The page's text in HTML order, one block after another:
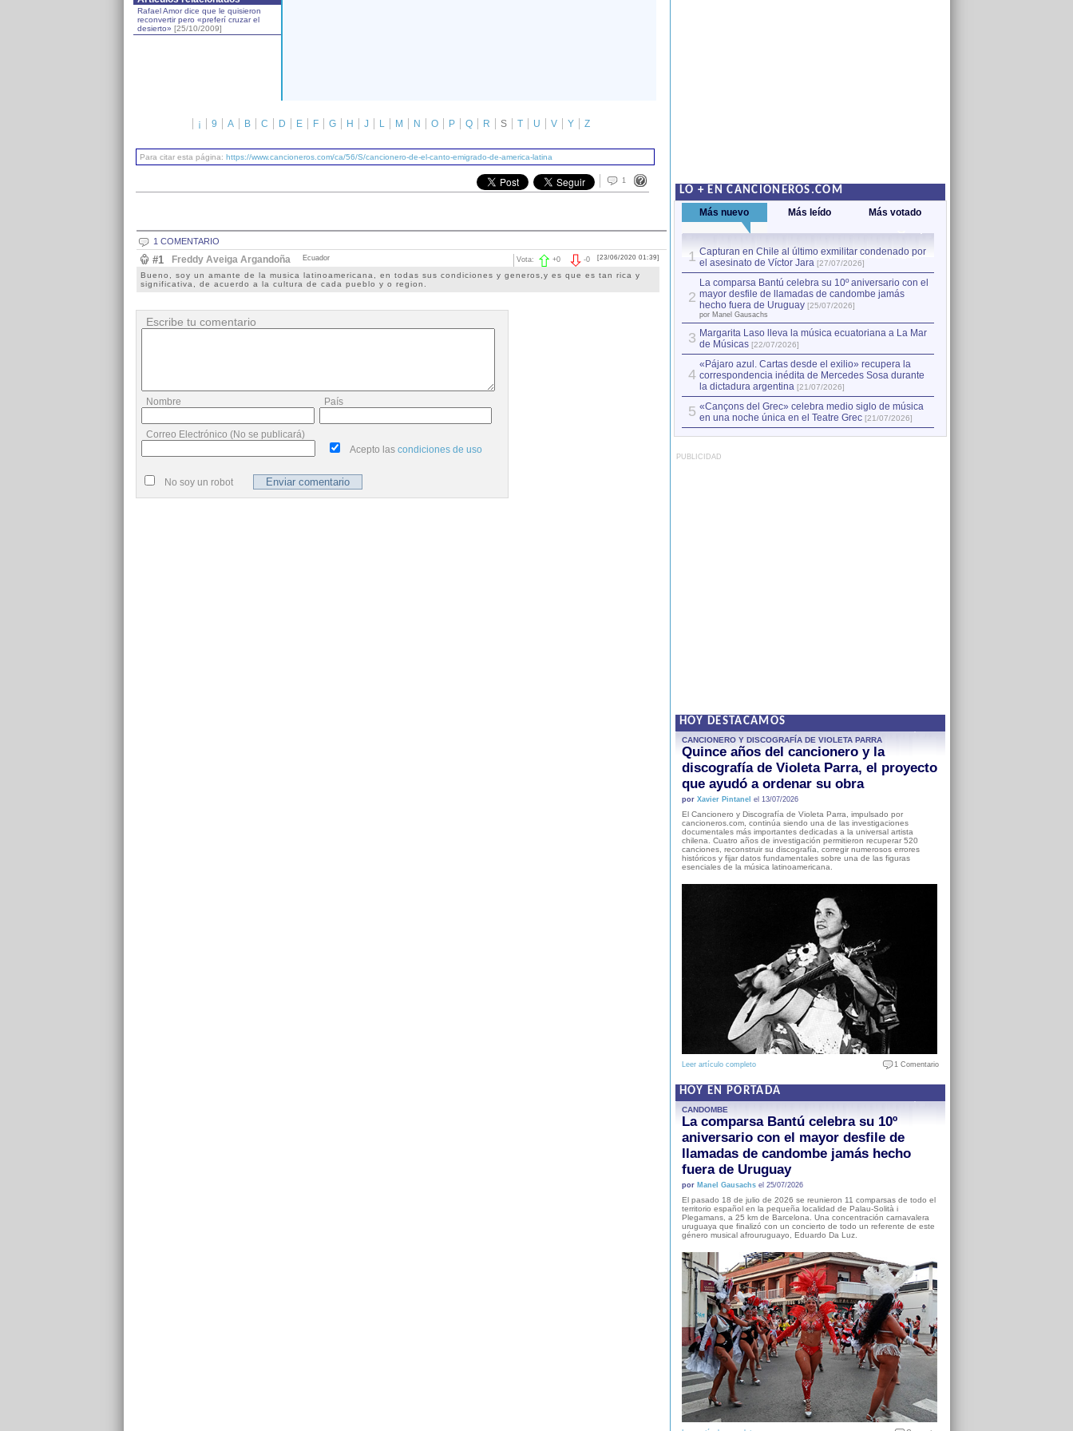
Rafael Amor dice que le quisieron
reconvertir pero «preferí cruzar el
desierto» [25/10/2009]
¡ 9 A B C D E F G H J L M N O P Q R S T U V Y Z
Para citar esta página: https://www.cancioneros.com/ca/56/S/cancionero-de-el-canto-emigrado-de-america-latina
1
1 COMENTARIO
#1 Freddy Aveiga Argandoña Ecuador [23/06/2020 01:39]
-0
Vota: +0
Bueno, soy un amante de la musica latinoamericana, en todas sus condiciones y generos,y es que es tan rica y
significativa, de acuerdo a la cultura de cada pueblo y o region.
Escribe tu comentario
Nombre País
Correo Electrónico (No se publicará)
Acepto las condiciones de uso
No soy un robot
LO + EN CANCIONEROS.COM
Más nuevo Más leído Más votado
1 Capturan en Chile al último exmilitar condenado por
el asesinato de Víctor Jara [27/07/2026]
2
La comparsa Bantú celebra su 10º aniversario con el
mayor desfile de llamadas de candombe jamás
hecho fuera de Uruguay [25/07/2026]
por Manel Gausachs
3 Margarita Laso lleva la música ecuatoriana a La Mar
de Músicas [22/07/2026]
4
«Pájaro azul. Cartas desde el exilio» recupera la
correspondencia inédita de Mercedes Sosa durante
la dictadura argentina [21/07/2026]
5 «Cançons del Grec» celebra medio siglo de música
en una noche única en el Teatre Grec [21/07/2026]
PUBLICIDAD
HOY DESTACAMOS
CANCIONERO Y DISCOGRAFÍA DE VIOLETA PARRA
Quince años del cancionero y la
discografía de Violeta Parra, el proyecto
que ayudó a ordenar su obra
por Xavier Pintanel el 13/07/2026
El Cancionero y Discografía de Violeta Parra, impulsado por
cancioneros.com, continúa siendo una de las investigaciones
documentales más importantes dedicadas a la universal artista
chilena. Cuatro años de investigación permitieron recuperar 520
canciones, reconstruir su discografía, corregir numerosos errores
históricos y fijar datos fundamentales sobre una de las figuras
esenciales de la música latinoamericana.
Leer artículo completo 1 Comentario
HOY EN PORTADA
CANDOMBE
La comparsa Bantú celebra su 10º
aniversario con el mayor desfile de
llamadas de candombe jamás hecho
fuera de Uruguay
por Manel Gausachsel 25/07/2026
El pasado 18 de julio de 2026 se reunieron 11 comparsas de todo el
territorio español en la pequeña localidad de Palau-Solità i
Plegamans, a 25 km de Barcelona. Una concentración carnavalera
uruguaya que finalizó con un concierto de todo un referente de este
género musical afrouruguayo, Eduardo Da Luz.